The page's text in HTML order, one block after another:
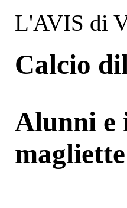
L'AVIS di
Calcio
Alunni e